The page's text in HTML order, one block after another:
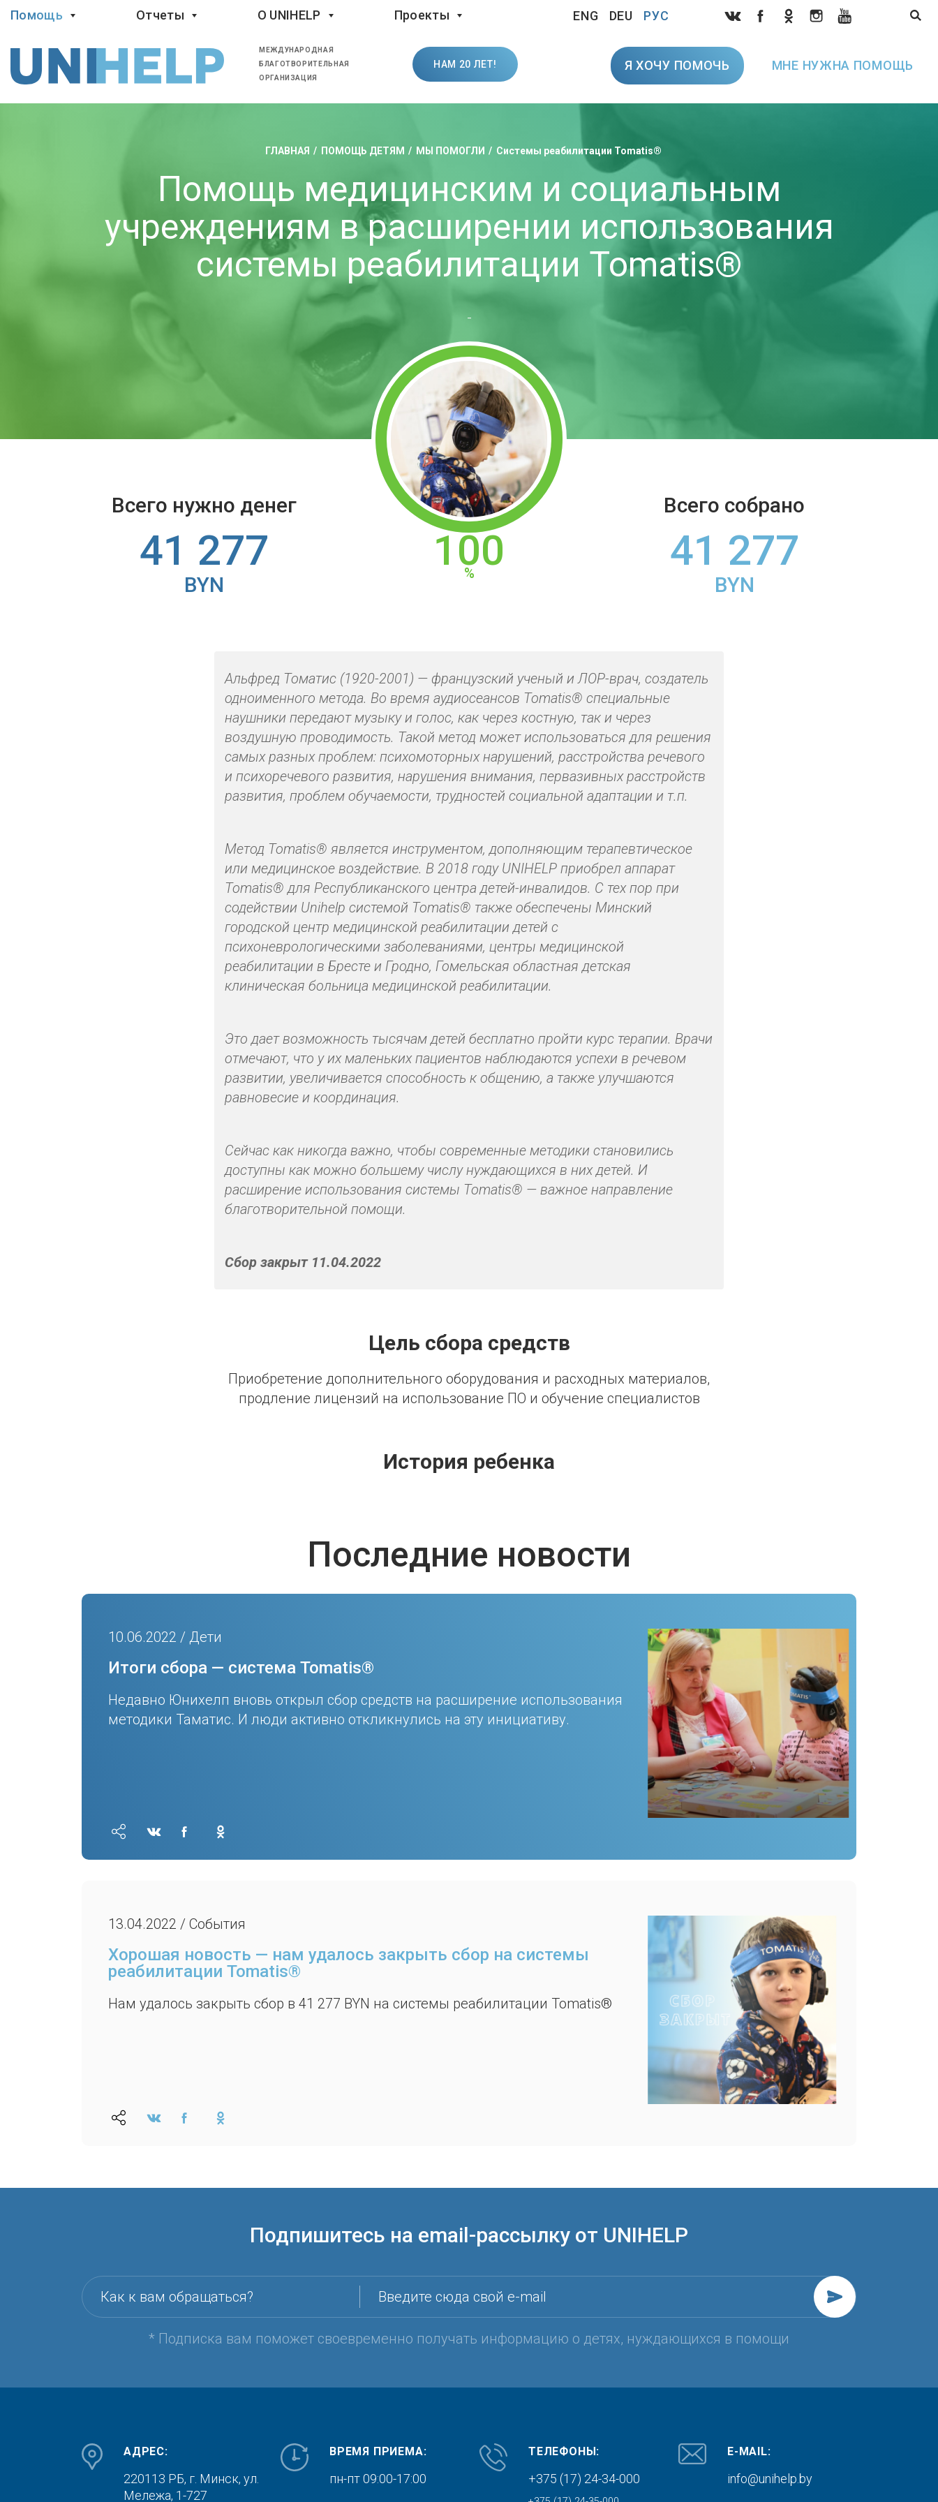
Помощь Отчеты O UNIHELP Проекты ENG DEU РУС
МЕЖДУНАРОДНАЯ
БЛАГОТВОРИТЕЛЬНАЯ
ОРГАНИЗАЦИЯ
НАМ 20 ЛЕТ! Я ХОЧУ ПОМОЧЬ МНЕ НУЖНА ПОМОЩЬ
ГЛАВНАЯ ПОМОЩЬ ДЕТЯМ МЫ ПОМОГЛИ Системы реабилитации Tomatis®
Помощь медицинским и социальным
учреждениям в расширении использования
системы реабилитации Tomatis®
-
100
Всего нужно денег
41 277
BYN
Всего собрано
41 277
BYN
Альфред Томатис (1920-2001) — французский ученый и ЛОР-врач, создатель
одноименного метода. Во время аудиoсеансов Tomatis® специальные
наушники передают музыку и голос, как через костную, так и через
воздушную проводимость. Такой метод может использоваться для решения
самых разных проблем: психомоторных нарушений, расстройства речевого
и психоречевого развития, нарушения внимания, первазивных расстройств
развития, проблем обучаемости, трудностей социальной адаптации и т.п.
Метод Tomatis® является инструментом, дополняющим терапевтическое
или медицинское воздействие. В 2018 году UNIHELP приобрел аппарат
Tomatis® для Республиканского центра детей-инвалидов. С тех пор при
содействии Unihelp системой Tomatis® также обеспечены Минский
городской центр медицинской реабилитации детей с
психоневрологическими заболеваниями, центры медицинской
реабилитации в Бресте и Гродно, Гомельская областная детская
клиническая больница медицинской реабилитации.
Это дает возможность тысячам детей бесплатно пройти курс терапии. Врачи
отмечают, что у их маленьких пациентов наблюдаются успехи в речевом
развитии, увеличивается способность к общению, а также улучшаются
равновесие и координация.
Сейчас как никогда важно, чтобы современные методики становились
доступны как можно большему числу нуждающихся в них детей. И
расширение использования системы Tomatis® — важное направление
благотворительной помощи.
Сбор закрыт 11.04.2022
Цель сбора средств
Приобретение дополнительного оборудования и расходных материалов,
продление лицензий на использование ПО и обучение специалистов
История ребенка
Последние новости
10.06.2022 / Дети
Итоги сбора — система Tomatis®
Недавно Юнихелп вновь открыл сбор средств на расширение использования
методики Таматис. И люди активно откликнулись на эту инициативу.
13.04.2022 / События
Хорошая новость — нам удалось закрыть сбор на системы
реабилитации Tomatis®
Нам удалось закрыть сбор в 41 277 BYN на системы реабилитации Tomatis®
Подпишитесь на email-рассылку от UNIHELP
Как к вам обращаться? Введите сюда свой e-mail
* Подписка вам поможет своевременно получать информацию о детях, нуждающихся в помощи
АДРЕС:
220113 РБ, г. Минск, ул.
Мележа, 1-727
ВРЕМЯ ПРИЕМА:
пн-пт 09:00-17:00
ТЕЛЕФОНЫ:
+375 (17) 24-34-000
E-MAIL:
info@unihelp.by